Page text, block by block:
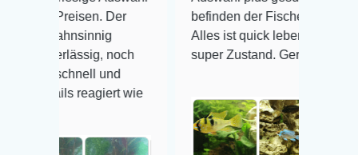
Preisen. Der
noch
schnell und
reagiert wie
befinden der Fische einwandfrei.
Alles ist quick lebendig und im
super Zustand. Gerne wieder 😃